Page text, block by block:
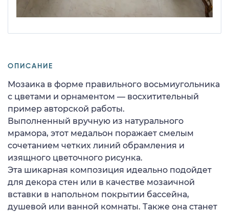
ОПИСАНИЕ
Мозаика в форме правильного восьмиугольника
с цветами и орнаментом — восхитительный
пример авторской работы.
Выполненный вручную из натурального
мрамора, этот медальон поражает смелым
сочетанием четких линий обрамления и
изящного цветочного рисунка.
Эта шикарная композиция идеально подойдет
для декора стен или в качестве мозаичной
вставки в напольном покрытии бассейна,
душевой или ванной комнаты. Также она станет